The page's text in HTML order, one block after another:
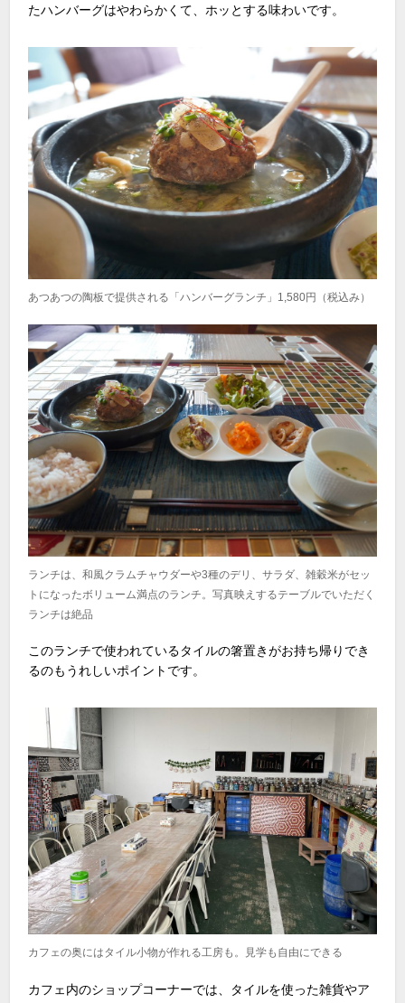
たハンバーグはやわらかくて、ホッとする味わいです。
あつあつの陶板で提供される「ハンバーグランチ」1,580円（税込み）
ランチは、和風クラムチャウダーや3種のデリ、サラダ、雑穀米がセッ
トになったボリューム満点のランチ。写真映えするテーブルでいただく
ランチは絶品
このランチで使われているタイルの箸置きがお持ち帰りでき
るのもうれしいポイントです。
カフェの奥にはタイル小物が作れる工房も。見学も自由にできる
カフェ内のショップコーナーでは、タイルを使った雑貨やア